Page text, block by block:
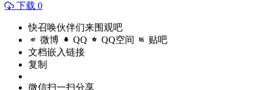
下载 0
快召唤伙伴们来围观吧
微博 QQ QQ空间 贴吧
文档嵌入链接
复制
微信扫一扫分享